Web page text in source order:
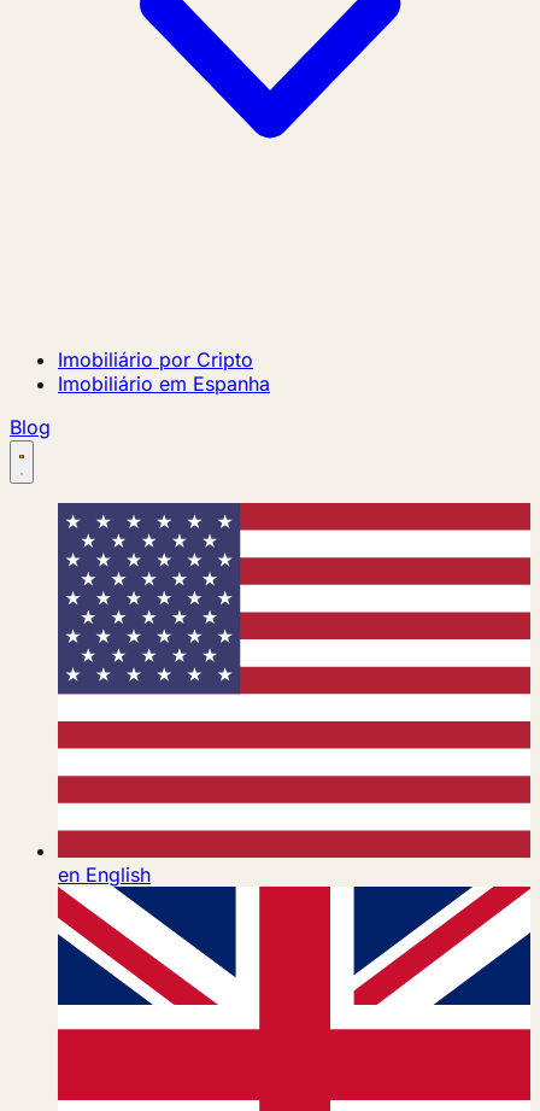
Imobiliário por Cripto
Imobiliário em Espanha
Blog
en English